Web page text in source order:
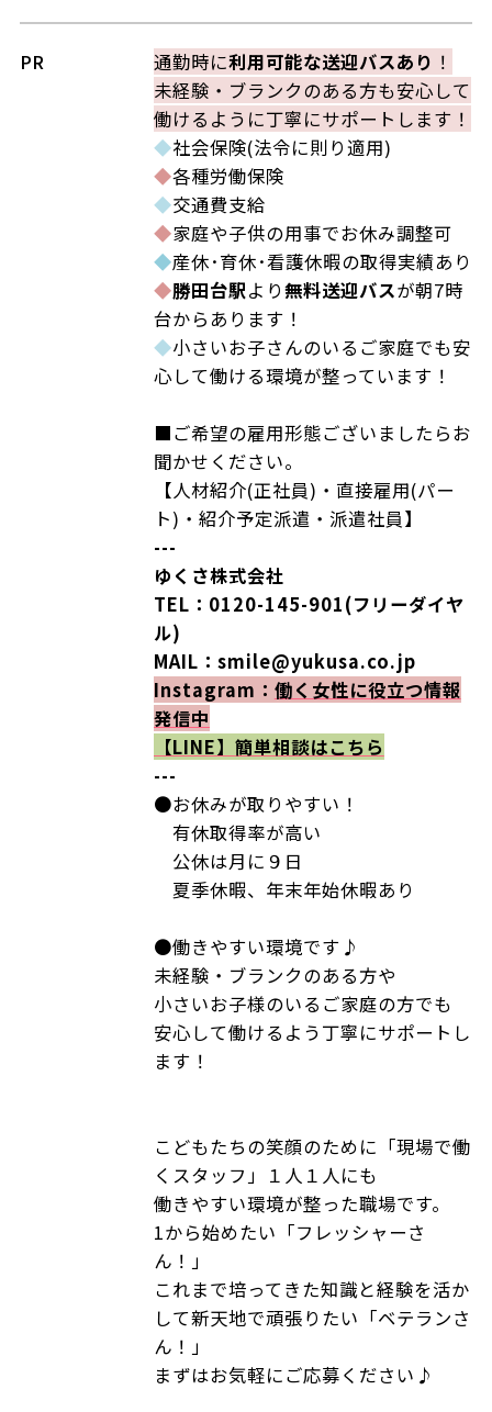
PR 通勤時に利用可能な送迎バスあり ！
未経験・ブランクのある方も安心して
働けるように丁寧にサポートします！
◆社会保険(法令に則り適用)
◆各種労働保険
◆交通費支給
◆家庭や子供の用事でお休み調整可
◆産休･育休･看護休暇の取得実績あり
◆勝田台駅より無料送迎バスが朝7時
台からあります！
◆小さいお子さんのいるご家庭でも安
心して働ける環境が整っています！
■ご希望の雇用形態ございましたらお
聞かせください。
【人材紹介(正社員)・直接雇用(パー
ト)・紹介予定派遣・派遣社員】
---
ゆくさ株式会社
TEL：0120-145-901(フリーダイヤ
ル)
MAIL：smile@yukusa.co.jp
Instagram： 働く女性に役立つ情報
発信中
【LINE】 簡単相談はこちら
---
●お休みが取りやすい！
有休取得率が高い
公休は月に９日
夏季休暇、年末年始休暇あり
●働きやすい環境です♪
未経験・ブランクのある方や
小さいお子様のいるご家庭の方でも
安心して働けるよう丁寧にサポートし
ます！
こどもたちの笑顔のために「現場で働
くスタッフ」１人１人にも
働きやすい環境が整った職場です。
1から始めたい「フレッシャーさ
ん！」
これまで培ってきた知識と経験を活か
して新天地で頑張りたい「ベテランさ
ん！」
まずはお気軽にご応募ください♪